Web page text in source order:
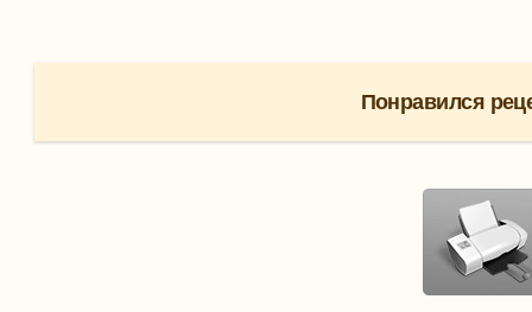
Понравился